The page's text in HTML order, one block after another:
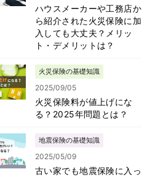
ハウスメーカーや工務店か
ら紹介された火災保険に加
入しても大丈夫？メリッ
ト・デメリットは？
火災保険の基礎知識
2025/09/05
火災保険料が値上げにな
る？2025年問題とは？
地震保険の基礎知識
2025/05/09
古い家でも地震保険に入っ